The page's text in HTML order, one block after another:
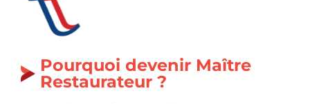
Pourquoi devenir Maître
Restaurateur ?